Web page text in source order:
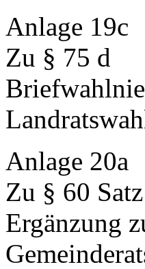
Anlage 19c
Zu § 75 d
Anlage 20a
Zu § 60
Ergänzung